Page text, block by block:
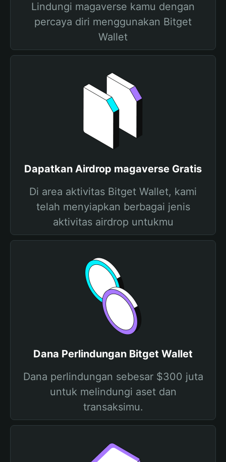
Lindungi magaverse kamu dengan
percaya diri menggunakan Bitget
Wallet
Dapatkan Airdrop magaverse Gratis
Di area aktivitas Bitget Wallet, kami
telah menyiapkan berbagai jenis
aktivitas airdrop untukmu
Dana Perlindungan Bitget Wallet
Dana perlindungan sebesar $300 juta
untuk melindungi aset dan
transaksimu.